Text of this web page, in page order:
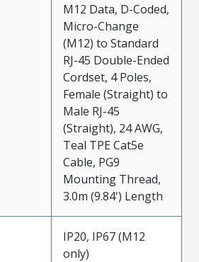
M12 Data, D-Coded,
Micro-Change
(M12) to Standard
RJ-45 Double-Ended
Cordset, 4 Poles,
Female (Straight) to
Male RJ-45
(Straight), 24 AWG,
Teal TPE Cat5e
Cable, PG9
Mounting Thread,
3.0m (9.84') Length
IP20, IP67 (M12
only)